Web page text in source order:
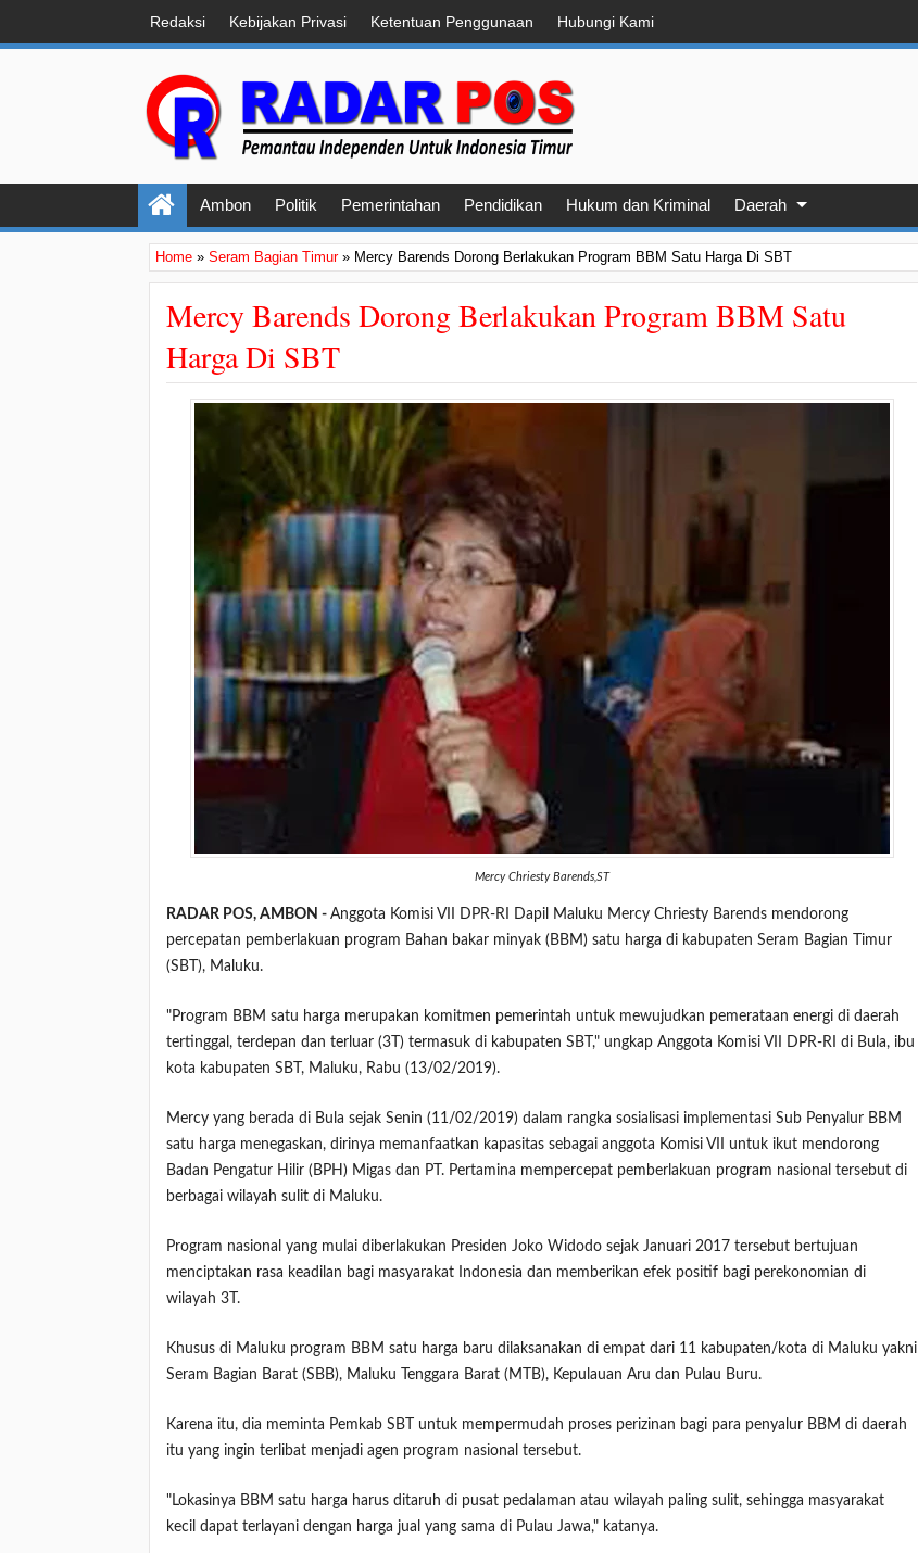
Redaksi Kebijakan Privasi Ketentuan Penggunaan Hubungi Kami
Ambon Politik Pemerintahan Pendidikan Hukum dan Kriminal Daerah
Home » Seram Bagian Timur» Mercy Barends Dorong Berlakukan Program BBM Satu Harga Di SBT
Mercy Barends Dorong Berlakukan Program BBM Satu
Harga Di SBT
Mercy Chriesty Barends,ST
RADAR POS, AMBON - Anggota Komisi VII DPR-RI Dapil Maluku Mercy Chriesty Barends mendorong
percepatan pemberlakuan program Bahan bakar minyak (BBM) satu harga di kabupaten Seram Bagian Timur
(SBT), Maluku.
"Program BBM satu harga merupakan komitmen pemerintah untuk mewujudkan pemerataan energi di daerah
tertinggal, terdepan dan terluar (3T) termasuk di kabupaten SBT," ungkap Anggota Komisi VII DPR-RI di Bula, ibu
kota kabupaten SBT, Maluku, Rabu (13/02/2019).
Mercy yang berada di Bula sejak Senin (11/02/2019) dalam rangka sosialisasi implementasi Sub Penyalur BBM
satu harga menegaskan, dirinya memanfaatkan kapasitas sebagai anggota Komisi VII untuk ikut mendorong
Badan Pengatur Hilir (BPH) Migas dan PT. Pertamina mempercepat pemberlakuan program nasional tersebut di
berbagai wilayah sulit di Maluku.
Program nasional yang mulai diberlakukan Presiden Joko Widodo sejak Januari 2017 tersebut bertujuan
menciptakan rasa keadilan bagi masyarakat Indonesia dan memberikan efek positif bagi perekonomian di
wilayah 3T.
Khusus di Maluku program BBM satu harga baru dilaksanakan di empat dari 11 kabupaten/kota di Maluku yakni
Seram Bagian Barat (SBB), Maluku Tenggara Barat (MTB), Kepulauan Aru dan Pulau Buru.
Karena itu, dia meminta Pemkab SBT untuk mempermudah proses perizinan bagi para penyalur BBM di daerah
itu yang ingin terlibat menjadi agen program nasional tersebut.
"Lokasinya BBM satu harga harus ditaruh di pusat pedalaman atau wilayah paling sulit, sehingga masyarakat
kecil dapat terlayani dengan harga jual yang sama di Pulau Jawa," katanya.